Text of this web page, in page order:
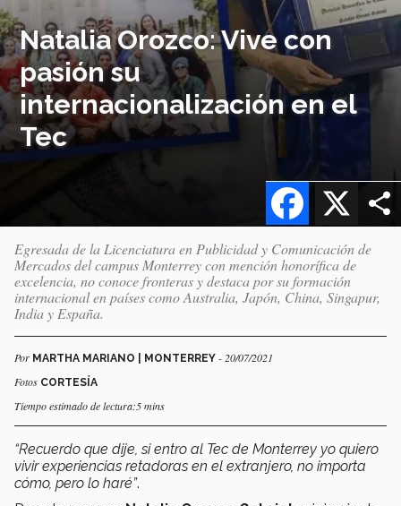
Natalia Orozco: Vive con
pasión su
internacionalización en el
Tec
X
Facebook
Egresada de la Licenciatura en Publicidad y Comunicación de
Mercados del campus Monterrey con mención honorífica de
excelencia, no conoce fronteras y destaca por su formación
internacional en países como Australia, Japón, China, Singapur,
India y España.
Por MARTHA MARIANO | MONTERREY - 20/07/2021
Fotos CORTESÍA
Tiempo estimado de lectura:5 mins
“Recuerdo que dije, si entro al Tec de Monterrey yo quiero
vivir experiencias retadoras en el extranjero, no importa
cómo, pero lo haré”.